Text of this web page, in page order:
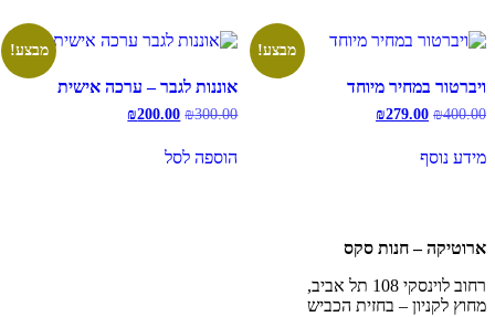
מבצע!
ויברטור במחיר מיוחד
₪400.00
המחיר
₪400.00.
₪279.00 המחיר
מידע נוסף
מבצע!
אוננות לגבר – ערכה אישית
₪300.00
המחיר
היה:
₪300.00.
₪200.00 המחיר
הוספה לסל
ארוטיקה – חנות סקס
רחוב לוינסקי 108 תל אביב,
מחוץ לקניון – בחזית הכביש